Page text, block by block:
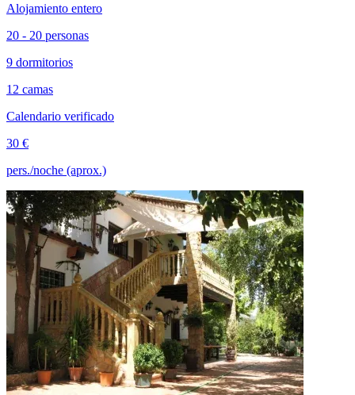
Alojamiento entero
20 - 20 personas
9 dormitorios
12 camas
Calendario verificado
30 €
pers./noche (aprox.)